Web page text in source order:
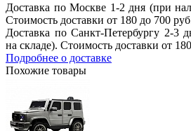
Доставка по Москве 1-2 дня (при
Стоимость доставки от 180 до 700
Доставка по Санкт-Петербургу 2-3
на складе). Стоимость доставки от
Подробнее о доставке
Похожие товары